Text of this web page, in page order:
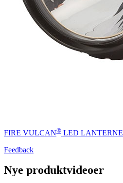
FIRE VULCAN® LED LANTERNE
Feedback
Nye produktvideoer